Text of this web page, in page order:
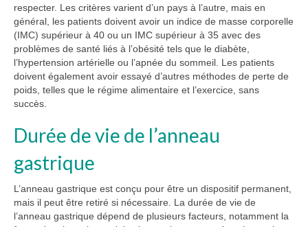
respecter. Les critères varient d’un pays à l’autre, mais en
général, les patients doivent avoir un indice de masse corporelle
(IMC) supérieur à 40 ou un IMC supérieur à 35 avec des
problèmes de santé liés à l’obésité tels que le diabète,
l’hypertension artérielle ou l’apnée du sommeil. Les patients
doivent également avoir essayé d’autres méthodes de perte de
poids, telles que le régime alimentaire et l’exercice, sans
succès.
Durée de vie de l’anneau
gastrique
L’anneau gastrique est conçu pour être un dispositif permanent,
mais il peut être retiré si nécessaire. La durée de vie de
l’anneau gastrique dépend de plusieurs facteurs, notamment la